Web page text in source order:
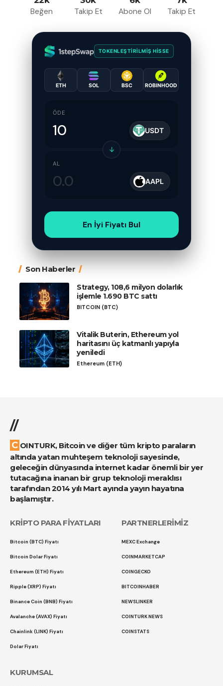
Beğen Takip Et Abone Ol Takip Et
TOKENLEŞTIRILMIŞ HISSE
ETH SOL BSC ROBINHOOD
ÖDE
USDT
↓
AL
AAPL
En İyi Fiyatı Bul
Son Haberler
Strategy, 108,6 milyon dolarlık
işlemle 1.690 BTC sattı
BITCOIN (BTC)
Vitalik Buterin, Ethereum yol
haritasını üç katmanlı yapıyla
yeniledi
Ethereum (ETH)
//
COINTURK, Bitcoin ve diğer tüm kripto paraların
altında yatan muhteşem teknoloji sayesinde,
geleceğin dünyasında internet kadar önemli bir yer
tutacağına inanan bir grup teknoloji meraklısı
tarafından 2014 yılı Mart ayında yayın hayatına
başlamıştır.
KRİPTO PARA FİYATLARI
Bitcoin (BTC) Fiyatı
Bitcoin Dolar Fiyatı
Ethereum (ETH) Fiyatı
Ripple (XRP) Fiyatı
Binance Coin (BNB) Fiyatı
Avalanche (AVAX) Fiyatı
Chainlink (LINK) Fiyatı
Dolar Fiyatı
PARTNERLERİMİZ
MEXC Exchange
COINMARKETCAP
COINGECKO
BITCOINHABER
NEWSLINKER
COINTURK NEWS
COINSTATS
KURUMSAL